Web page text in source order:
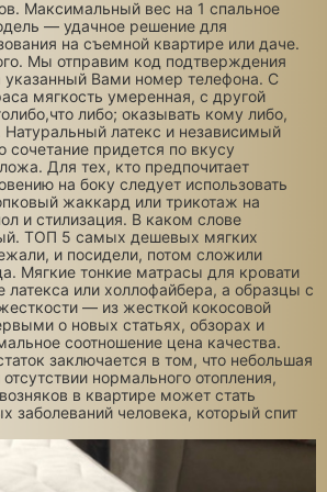
Максимальный вес на 1 спальное
— удачное решение для
на съемной квартире или даче.
Мы отправим код подтверждения
указанный Вами номер телефона. С
мягкость умеренная, с другой
либо; оказывать кому либо,
латекс и независимый
сочетание придется по вкусу
Для тех, кто предпочитает
на боку следует использовать
жаккард или трикотаж на
и стилизация. В каком слове
ТОП 5 самых дешевых мягких
и посидели, потом сложили
Мягкие тонкие матрасы для кровати
латекса или холлофайбера, а образцы с
— из жесткой кокосовой
о новых статьях, обзорах и
соотношение цена качества.
заключается в том, что небольшая
нормального отопления,
в квартире может стать
заболеваний человека, который спит